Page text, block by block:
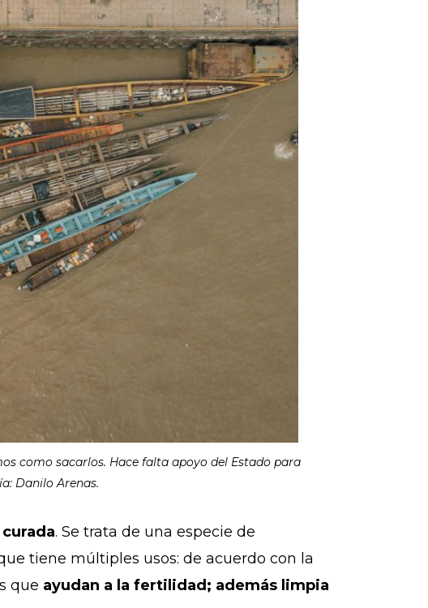
como sacarlos. Hace falta apoyo del Estado para
Danilo Arenas.
curada. Se trata de una especie de
tiene múltiples usos: de acuerdo con la
que ayudan a la fertilidad; además limpia